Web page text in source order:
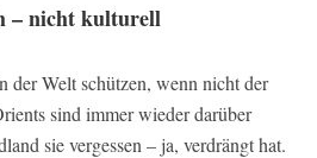
– nicht kulturell
der Welt schützen, wenn nicht der
sind immer wieder darüber
sie vergessen – ja, verdrängt hat.